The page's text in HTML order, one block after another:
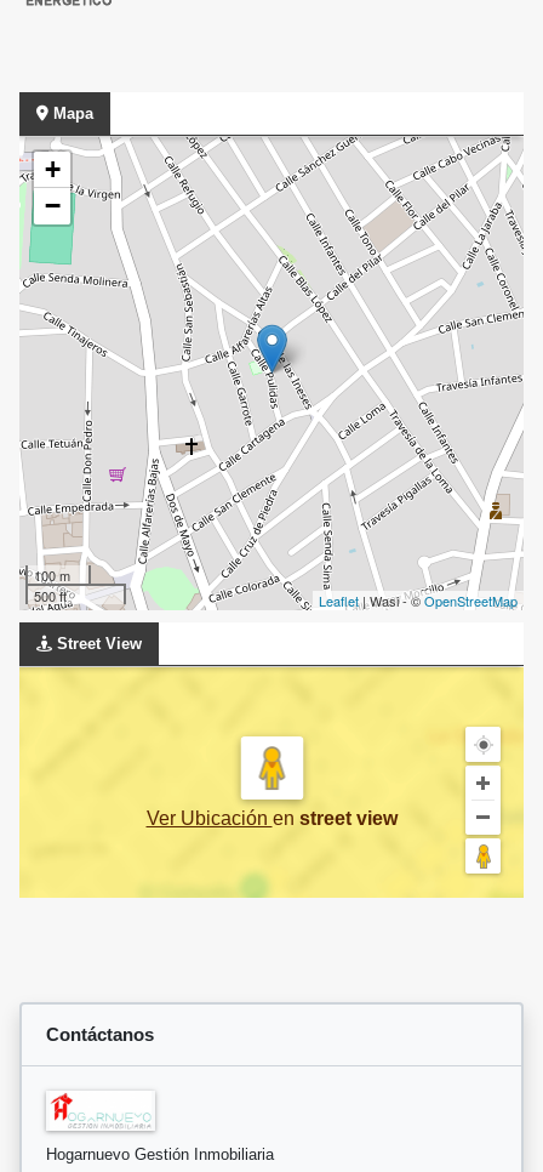
Mapa
+
−
100 m
500 ft
Leaflet| Wasi - ©OpenStreetMap
Street View
Ver Ubicación en street view
Contáctanos
Hogarnuevo Gestión Inmobiliaria